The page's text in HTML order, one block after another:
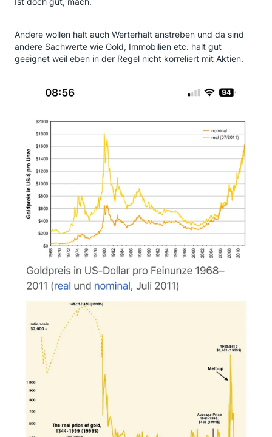
Andere wollen halt auch Werterhalt anstreben und da sind
andere Sachwerte wie Gold, Immobilien etc. halt gut
geeignet weil eben in der Regel nicht korreliert mit Aktien.